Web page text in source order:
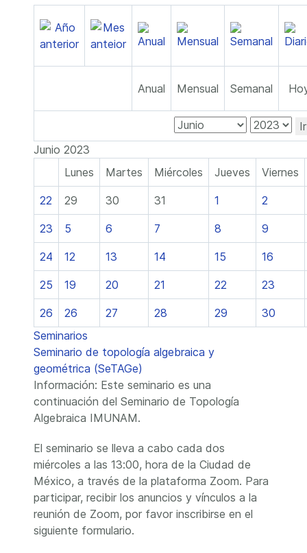
Anual Mensual Semanal
Junio 2023
Lunes
Martes Miércoles Jueves Viernes
22 29 30 31 1 2
23 5 6 7 8 9
24 12 13 14 15 16
25 19 20 21 22 23
26 26 27 28 29
30
Seminarios
Seminario de topología algebraica y
geométrica (SeTAGe)
Información: Este seminario es una
continuación del Seminario de Topología
Algebraica IMUNAM.
El seminario se lleva a cabo cada dos
miércoles a las 13:00, hora de la Ciudad de
México, a través de la plataforma Zoom. Para
participar, recibir los anuncios y vínculos a la
reunión de Zoom, por favor inscribirse en el
siguiente formulario.